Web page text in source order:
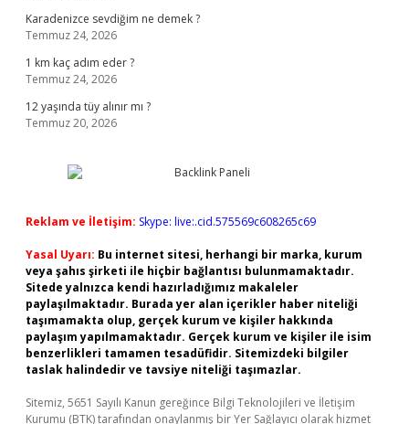
Karadenizce sevdiğim ne demek ?
Temmuz 24, 2026
1 km kaç adım eder ?
Temmuz 24, 2026
12 yaşında tüy alınır mı ?
Temmuz 20, 2026
Reklam ve İletişim: Skype: live:.cid.575569c608265c69
Yasal Uyarı: Bu internet sitesi, herhangi bir marka, kurum
veya şahıs şirketi ile hiçbir bağlantısı bulunmamaktadır.
Sitede yalnızca kendi hazırladığımız makaleler
paylaşılmaktadır. Burada yer alan içerikler haber niteliği
taşımamakta olup, gerçek kurum ve kişiler hakkında
paylaşım yapılmamaktadır. Gerçek kurum ve kişiler ile isim
benzerlikleri tamamen tesadüfidir. Sitemizdeki bilgiler
taslak halindedir ve tavsiye niteliği taşımazlar.
Sitemiz, 5651 Sayılı Kanun gereğince Bilgi Teknolojileri ve İletişim
Kurumu (BTK) tarafından onaylanmış bir Yer Sağlayıcı olarak hizmet